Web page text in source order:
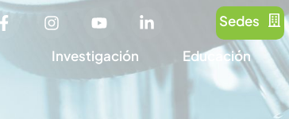
Sedes
Investigación Educación